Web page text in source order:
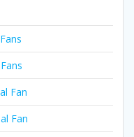
Fan
Fan